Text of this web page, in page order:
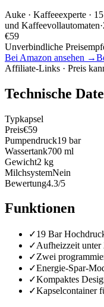
Auke · Kaffeeexperte ·
und Kaffeevollautomaten·
€59
Unverbindliche
Bei Amazon ansehen →
Affiliate-Links · Preis
Technische
Typkapsel
Preis€59
Pumpendruck19 bar
Wassertank700 ml
Gewicht2 kg
MilchsystemNein
Bewertung4.3/5
Funktionen
✓19 Bar
✓Aufheizzeit unter
✓Zwei
✓Energie-Spar-
✓Kompaktes
✓Kapselcontainer